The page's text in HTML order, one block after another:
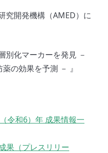
究開発機構（AMED）に
別化マーカーを発見 －
の効果を予測 － 』
令和6）年 成果情報一
果（プレスリリー